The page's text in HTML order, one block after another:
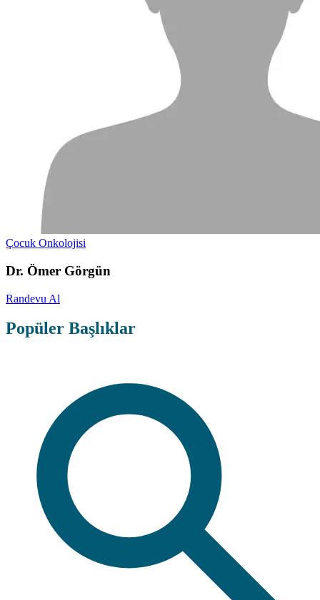
Çocuk Onkolojisi
Dr. Ömer Görgün
Randevu Al
Popüler Başlıklar